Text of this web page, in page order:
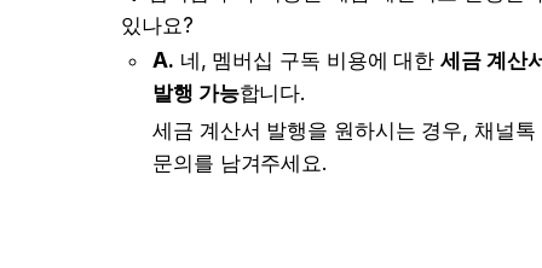
있나요?
A. 네, 멤버십 구독 비용에 대한 세금 계산
발행 가능합니다.
세금 계산서 발행을 원하시는 경우, 채널톡
문의를 남겨주세요.